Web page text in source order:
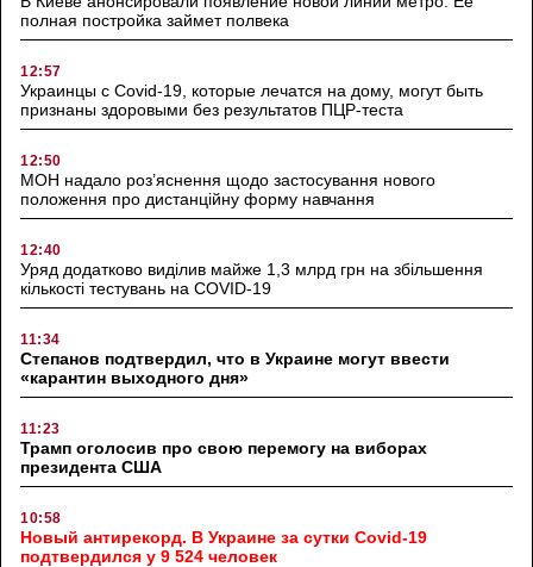
полная постройка займет полвека
12:57
Украинцы с Covid-19, которые лечатся на дому, могут быть
признаны здоровыми без результатов ПЦР-теста
12:50
МОН надало роз’яснення щодо застосування нового
положення про дистанційну форму навчання
12:40
Уряд додатково виділив майже 1,3 млрд грн на збільшення
кількості тестувань на COVID-19
11:34
Степанов подтвердил, что в Украине могут ввести
«карантин выходного дня»
11:23
Трамп оголосив про свою перемогу на виборах
президента США
10:58
Новый антирекорд. В Украине за сутки Covid-19
подтвердился у 9 524 человек